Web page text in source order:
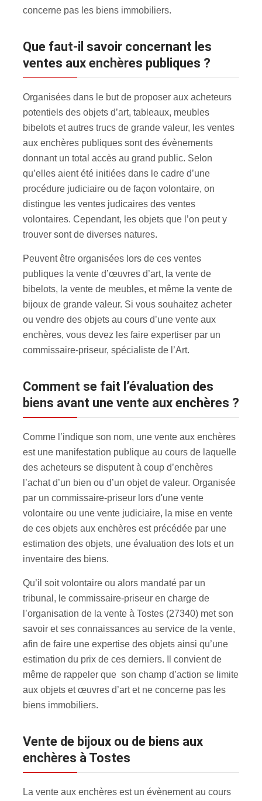
concerne pas les biens immobiliers.
Que faut-il savoir concernant les
ventes aux enchères publiques ?
Organisées dans le but de proposer aux acheteurs
potentiels des objets d’art, tableaux, meubles
bibelots et autres trucs de grande valeur, les ventes
aux enchères publiques sont des évènements
donnant un total accès au grand public. Selon
qu’elles aient été initiées dans le cadre d’une
procédure judiciaire ou de façon volontaire, on
distingue les ventes judicaires des ventes
volontaires. Cependant, les objets que l’on peut y
trouver sont de diverses natures.
Peuvent être organisées lors de ces ventes
publiques la vente d’œuvres d’art, la vente de
bibelots, la vente de meubles, et même la vente de
bijoux de grande valeur. Si vous souhaitez acheter
ou vendre des objets au cours d’une vente aux
enchères, vous devez les faire expertiser par un
commissaire-priseur, spécialiste de l’Art.
Comment se fait l’évaluation des
biens avant une vente aux enchères ?
Comme l’indique son nom, une vente aux enchères
est une manifestation publique au cours de laquelle
des acheteurs se disputent à coup d’enchères
l’achat d’un bien ou d’un objet de valeur. Organisée
par un commissaire-priseur lors d'une vente
volontaire ou une vente judiciaire, la mise en vente
de ces objets aux enchères est précédée par une
estimation des objets, une évaluation des lots et un
inventaire des biens.
Qu’il soit volontaire ou alors mandaté par un
tribunal, le commissaire-priseur en charge de
l’organisation de la vente à Tostes (27340) met son
savoir et ses connaissances au service de la vente,
afin de faire une expertise des objets ainsi qu’une
estimation du prix de ces derniers. Il convient de
même de rappeler que son champ d’action se limite
aux objets et œuvres d’art et ne concerne pas les
biens immobiliers.
Vente de bijoux ou de biens aux
enchères à Tostes
La vente aux enchères est un évènement au cours